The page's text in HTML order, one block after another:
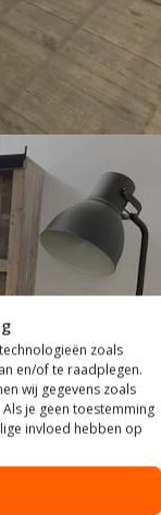
zoals
en/of te raadplegen.
wij gegevens zoals
je geen toestemming
invloed hebben op